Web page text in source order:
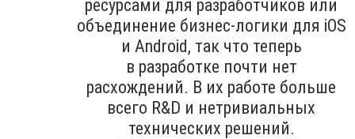
ресурсами для разработчиков или
объединение бизнес-логики для iOS
и Android, так что теперь
в разработке почти нет
расхождений. В их работе больше
всего R&D и нетривиальных
технических решений.